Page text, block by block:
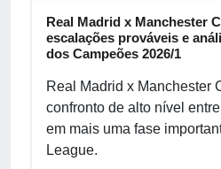
Real Madrid x Manchester
escalações prováveis e
dos Campeões 2026/1
Real Madrid x Manchester
confronto de alto nível
em mais uma fase
League.